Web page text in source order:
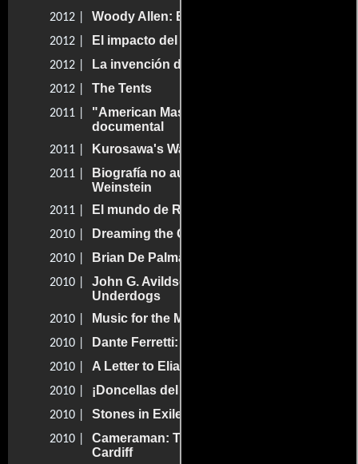
2012 | Woody Allen: El documental
2012 | El impacto del cine digital
2012 | La invención de Hugo Cabret
2012 | The Tents
2011 |
"American Masters" Woody Allen: El
documental
2011 | Kurosawa's Way
2011 |
Biografía no autorizada de Harvey
Weinstein
2011 | El mundo de Roger Corman
2010 | Dreaming the Quiet Man
2010 | Brian De Palma, l'incorruptible
2010 |
John G. Avildsen: King of the
Underdogs
2010 | Music for the Movies: Bernard Herrmann
2010 | Dante Ferretti: Scenografo italiano
2010 | A Letter to Elia
2010 | ¡Doncellas del machete desatadas!
2010 | Stones in Exile
2010 |
Cameraman: The Life and Work of Jack
Cardiff